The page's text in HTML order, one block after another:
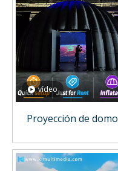
vídeo
Proyección de domo